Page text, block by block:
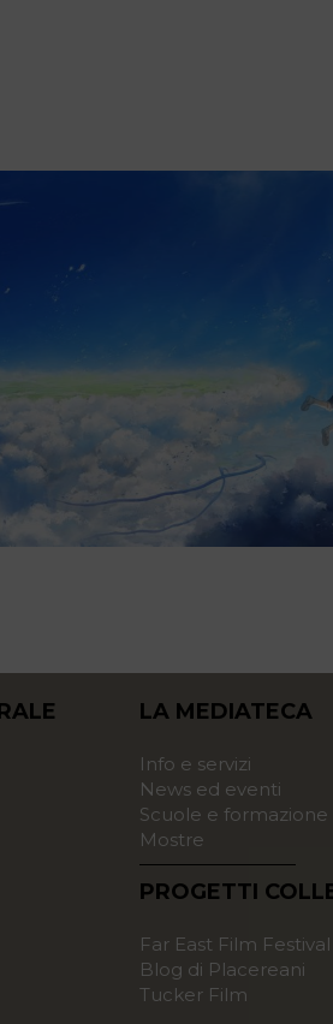
LA MEDIATECA
Info e servizi
News ed eventi
Scuole e formazione
Mostre
PROGETTI
Far East Film Festival
Blog di Placereani
Tucker Film